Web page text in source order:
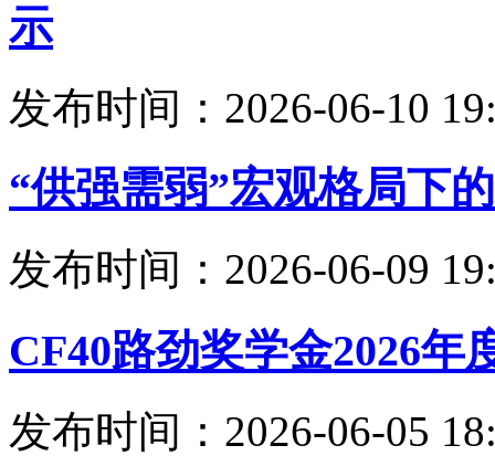
示
发布时间：2026-06-10
“供强需弱”宏观格局下
发布时间：2026-06-09
CF40路劲奖学金2026年
发布时间：2026-06-05